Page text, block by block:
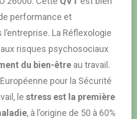
performance et
l’entreprise. La Réflexologie
aux risques psychosociaux
du bien-être au travail.
Européenne pour la Sécurité
le stress est la première
, à l’origine de 50 à 60%